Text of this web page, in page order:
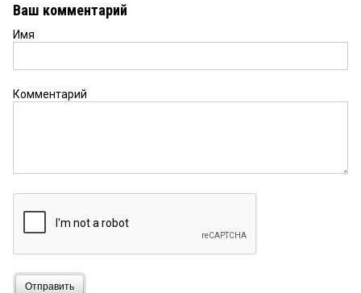
Ваш комментарий
Имя
Комментарий
Отправить